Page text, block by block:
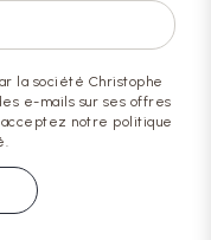
la société Christophe
e-mails sur ses offres
acceptez notre politique